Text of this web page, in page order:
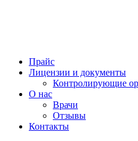
Прайс
Лицензии и документы
Контролирующие
О нас
Врачи
Отзывы
Контакты